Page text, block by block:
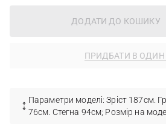
ДОДАТИ ДО КОШИКУ
ПРИДБАТИ В ОДИН
Параметри моделі: Зріст 187см.
76см. Стегна 94см; Розмір на